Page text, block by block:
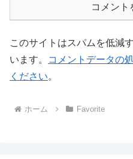
コメント
このサイトはスパムを低減
います。
コメントデータの
ください。
ホーム Favorite